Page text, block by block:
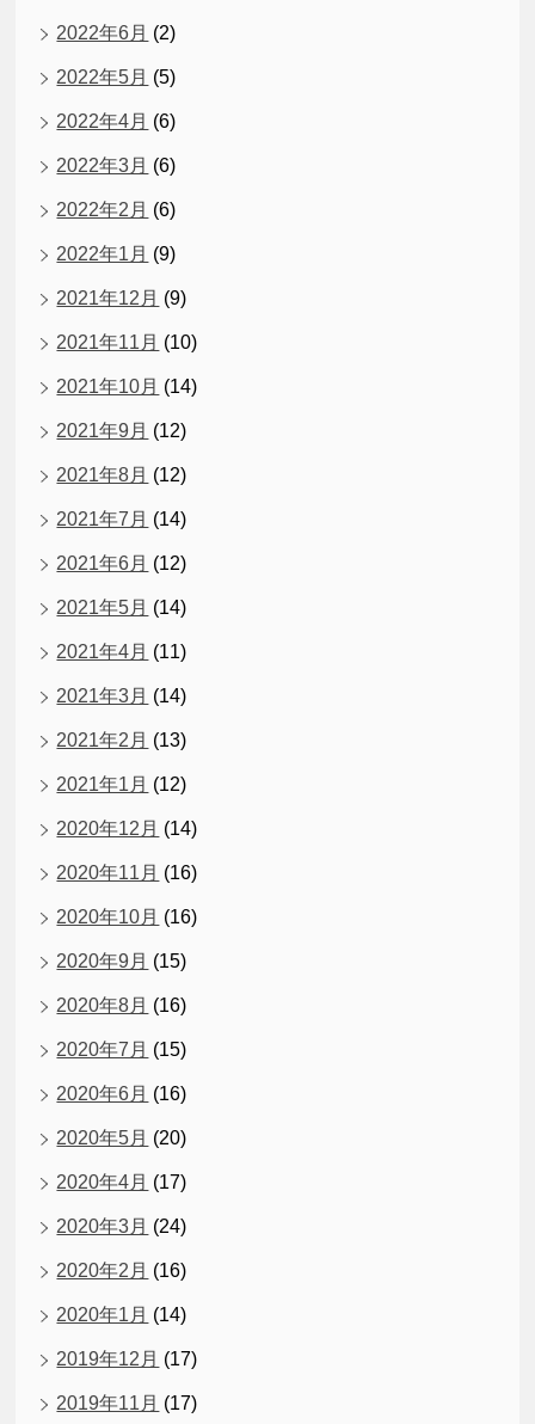
2022年6月 (2)
2022年5月 (5)
2022年4月 (6)
2022年3月 (6)
2022年2月 (6)
2022年1月 (9)
2021年12月 (9)
2021年11月 (10)
2021年10月 (14)
2021年9月 (12)
2021年8月 (12)
2021年7月 (14)
2021年6月 (12)
2021年5月 (14)
2021年4月 (11)
2021年3月 (14)
2021年2月 (13)
2021年1月 (12)
2020年12月 (14)
2020年11月 (16)
2020年10月 (16)
2020年9月 (15)
2020年8月 (16)
2020年7月 (15)
2020年6月 (16)
2020年5月 (20)
2020年4月 (17)
2020年3月 (24)
2020年2月 (16)
2020年1月 (14)
2019年12月 (17)
2019年11月 (17)